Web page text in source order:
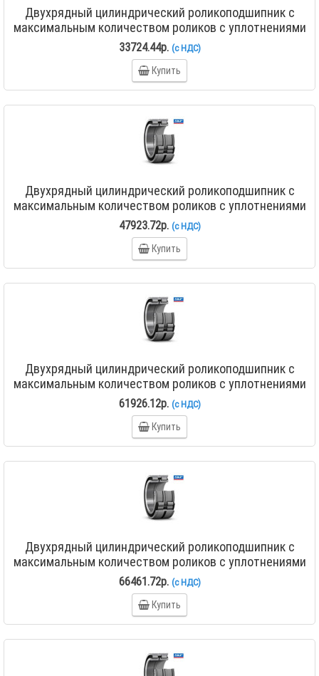
Двухрядный цилиндрический роликоподшипник с
максимальным количеством роликов с уплотнениями
NNF 5018 ADA-2LSV
33724.44р. (с НДС)
Купить
Двухрядный цилиндрический роликоподшипник с
максимальным количеством роликов с уплотнениями
NNF 5020 ADA-2LSV
47923.72р. (с НДС)
Купить
Двухрядный цилиндрический роликоподшипник с
максимальным количеством роликов с уплотнениями
NNF 5022 ADA-2LSV
61926.12р. (с НДС)
Купить
Двухрядный цилиндрический роликоподшипник с
максимальным количеством роликов с уплотнениями
NNF 5024 ADA-2LSV
66461.72р. (с НДС)
Купить